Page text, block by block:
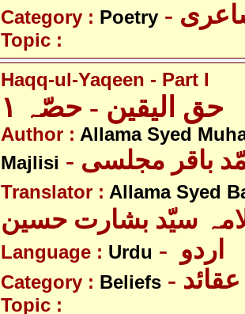
Category : Poetry
Topic :
Haqq-ul-Yaqeen - Part I
حق الیقین - حصّہ ١
Author : Allama Syed
Majlisi
باقر مجلسی
Translator : Allama Syed
سیّد بشارت حسین
Language : Urdu
Category : Beliefs - عقائد
Topic :